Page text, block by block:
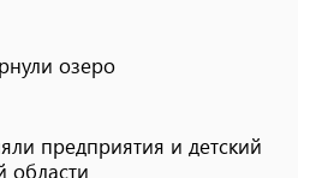
озеро
предприятия и детский
области